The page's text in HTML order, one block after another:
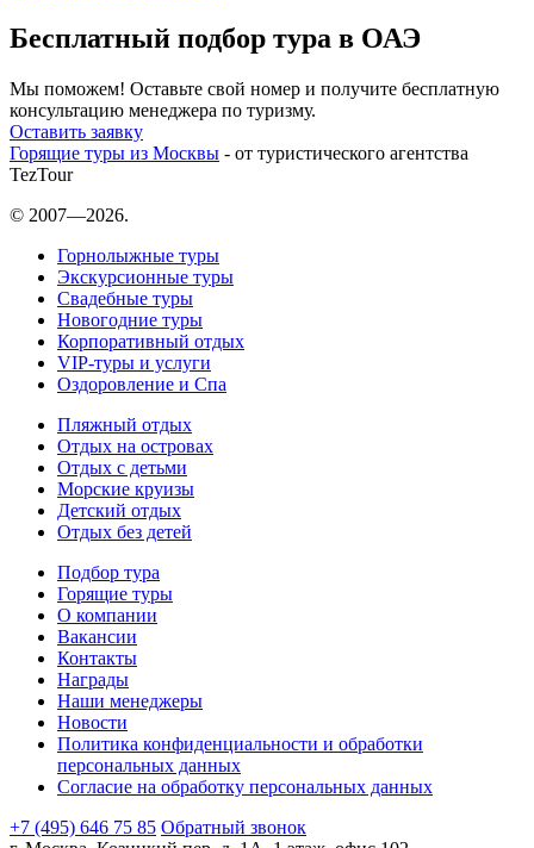
Бесплатный подбор тура в ОАЭ
Мы поможем! Оставьте свой номер и получите бесплатную
консультацию менеджера по туризму.
Оставить заявку
Горящие туры из Москвы - от туристического агентства
TezTour
© 2007—2026.
Горнолыжные туры
Экскурсионные туры
Свадебные туры
Новогодние туры
Корпоративный отдых
VIP-туры и услуги
Оздоровление и Спа
Пляжный отдых
Отдых на островах
Отдых с детьми
Морские круизы
Детский отдых
Отдых без детей
Подбор тура
Горящие туры
О компании
Вакансии
Контакты
Награды
Наши менеджеры
Новости
Политика конфиденциальности и обработки
персональных данных
Согласие на обработку персональных данных
+7 (495) 646 75 85 Обратный звонок